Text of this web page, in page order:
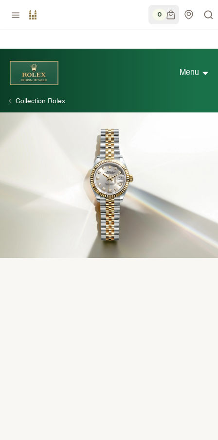
0
Menu
Nouveaux modèles 2026
Accessoires Rolex
Savoir-faire horloger
Oyster Story
Collection Rolex